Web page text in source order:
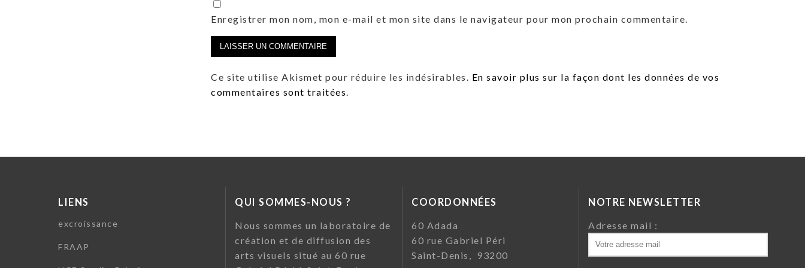
Enregistrer mon nom, mon e-mail et mon site dans le navigateur pour mon prochain commentaire.
Ce site utilise Akismet pour réduire les indésirables. En savoir plus sur la façon dont les données de vos
commentaires sont traitées.
LIENS
excroissance
FRAAP
QUI SOMMES-NOUS ?
Nous sommes un laboratoire de
création et de diffusion des
arts visuels situé au 60 rue
COORDONNÉES
60 Adada
60 rue Gabriel Péri
Saint-Denis, 93200
NOTRE NEWSLETTER
Adresse mail :